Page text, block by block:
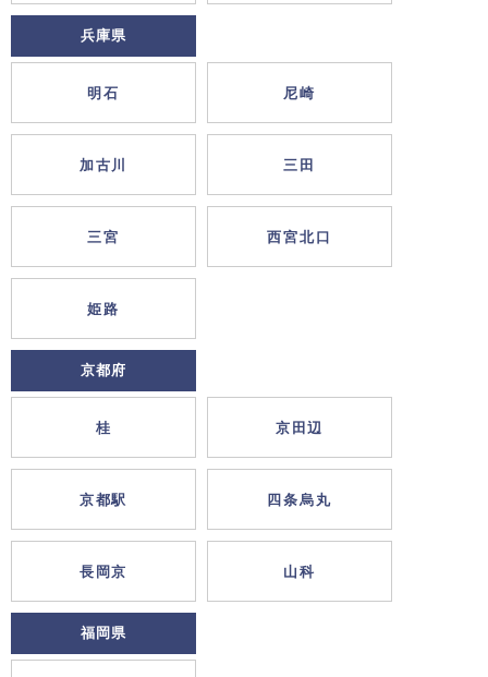
兵庫県
明石 尼崎
加古川 三田
三宮 西宮北口
姫路
京都府
桂 京田辺
京都駅 四条烏丸
長岡京 山科
福岡県